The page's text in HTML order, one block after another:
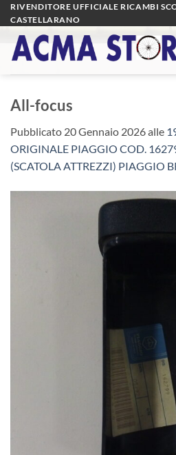
Salta
ai
contenuti
RIVENDITORE UFFICIALE RICAMBI
CASTELLARANO
All-focus
Pubblicato 20 Gennaio 2026alle
ORIGINALE PIAGGIO COD.
(SCATOLA ATTREZZI) PIAGGIO